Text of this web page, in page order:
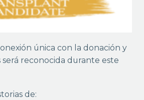
única con la donación y
será reconocida durante este
de: